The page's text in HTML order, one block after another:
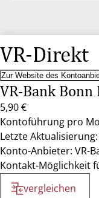
VR-Direkt
Zur Website des
VR-Bank Bonn
5,90 €
Kontoführung pro
Letzte
Konto-Anbieter: VR-
Kontakt-Möglichkeit
vergleichen